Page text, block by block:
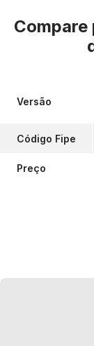
Versão
Código Fipe
Preço